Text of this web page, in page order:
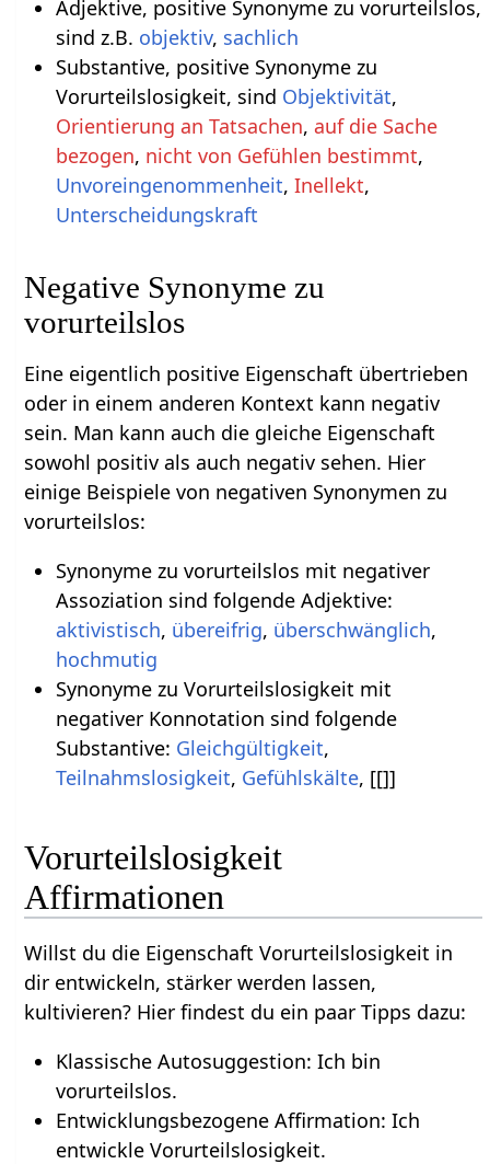
Adjektive, positive Synonyme zu vorurteilslos,
sind z.B. objektiv, sachlich
Substantive, positive Synonyme zu
Vorurteilslosigkeit, sind Objektivität,
Orientierung an Tatsachen, auf die Sache
bezogen, nicht von Gefühlen bestimmt,
Unvoreingenommenheit, Inellekt,
Unterscheidungskraft
Negative Synonyme zu
vorurteilslos
Eine eigentlich positive Eigenschaft übertrieben
oder in einem anderen Kontext kann negativ
sein. Man kann auch die gleiche Eigenschaft
sowohl positiv als auch negativ sehen. Hier
einige Beispiele von negativen Synonymen zu
vorurteilslos:
Synonyme zu vorurteilslos mit negativer
Assoziation sind folgende Adjektive:
aktivistisch, übereifrig, überschwänglich,
hochmutig
Synonyme zu Vorurteilslosigkeit mit
negativer Konnotation sind folgende
Substantive: Gleichgültigkeit,
Teilnahmslosigkeit, Gefühlskälte, [[]]
Vorurteilslosigkeit
Affirmationen
Willst du die Eigenschaft Vorurteilslosigkeit in
dir entwickeln, stärker werden lassen,
kultivieren? Hier findest du ein paar Tipps dazu:
Klassische Autosuggestion: Ich bin
vorurteilslos.
Entwicklungsbezogene Affirmation: Ich
entwickle Vorurteilslosigkeit.